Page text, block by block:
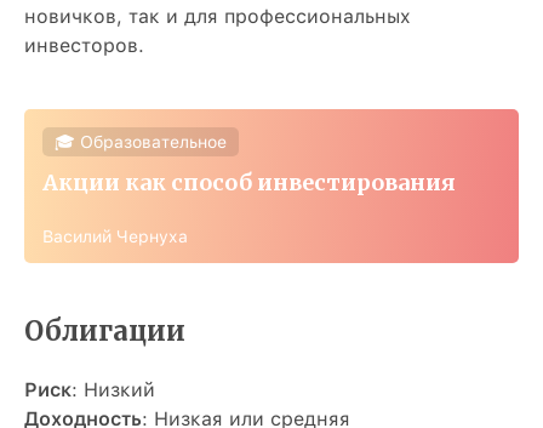
новичков, так и для профессиональных
инвесторов.
🎓 Образовательное
Акции как способ инвестирования
Василий Чернуха
Облигации
Риск: Низкий
Доходность: Низкая или средняя